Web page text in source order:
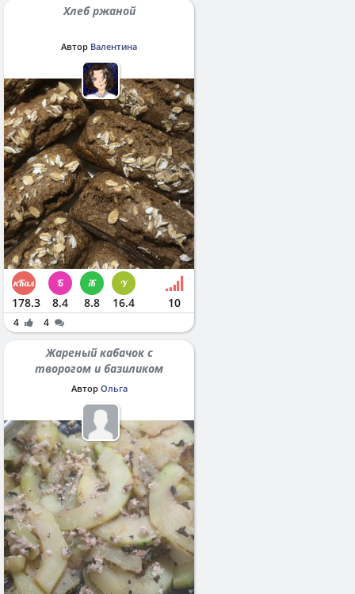
Хлеб ржаной
Автор Валентина
178.3 8.4 8.8 16.4 10
4 4
Жареный кабачок с
творогом и базиликом
Автор Ольга